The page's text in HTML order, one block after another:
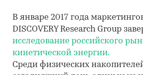
В январе 2017 года
DISCOVERY Research Group
исследование российского
кинетической энергии.
Среди физических